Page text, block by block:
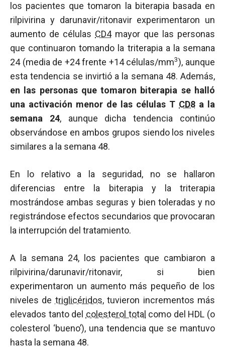
los pacientes que tomaron la biterapia basada en
rilpivirina y darunavir/ritonavir experimentaron un
aumento de células CD4mayor que las personas
que continuaron tomando la triterapia a la semana
24 (media de +24 frente +14 células/mm3), aunque
esta tendencia se invirtió a la semana 48. Además,
en las personas que tomaron biterapia se halló
una activación menor de las células T CD8 a la
semana 24, aunque dicha tendencia continúo
observándose en ambos grupos siendo los niveles
similares a la semana 48.
En lo relativo a la seguridad, no se hallaron
diferencias entre la biterapia y la triterapia
mostrándose ambas seguras y bien toleradas y no
registrándose efectos secundarios que provocaran
la interrupción del tratamiento.
A la semana 24, los pacientes que cambiaron a
rilpivirina/darunavir/ritonavir, si bien
experimentaron un aumento más pequeño de los
niveles de triglicéridos, tuvieron incrementos más
elevados tanto del colesterol total como del HDL (o
colesterol ‘bueno’), una tendencia que se mantuvo
hasta la semana 48.